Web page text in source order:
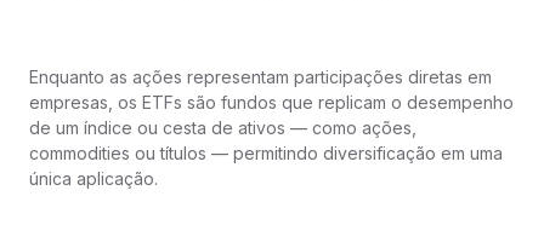
Enquanto as ações representam participações diretas em
empresas, os ETFs são fundos que replicam o desempenho
de um índice ou cesta de ativos — como ações,
commodities ou títulos — permitindo diversificação em uma
única aplicação.